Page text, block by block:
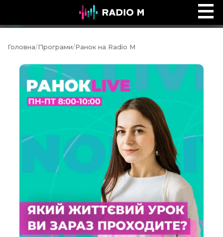
Обійми
Головна/Програми/Ранок на Radio M